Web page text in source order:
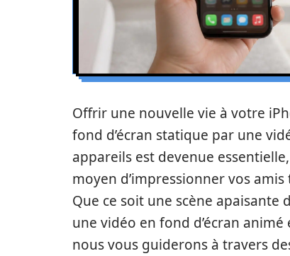
Offrir une nouvelle vie à votre
fond d’écran statique par une
appareils est devenue
moyen d’impressionner vos
Que ce soit une scène
une vidéo en fond d’écran
nous vous guiderons à travers